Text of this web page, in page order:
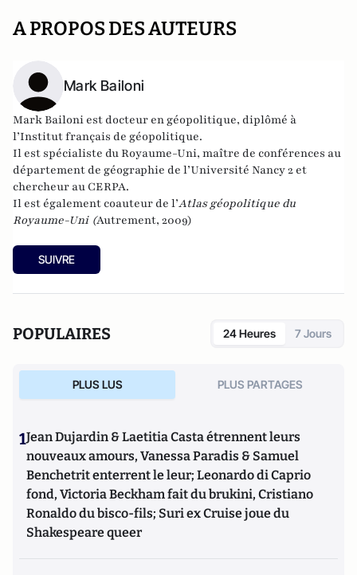
A PROPOS DES AUTEURS
Mark Bailoni
Mark Bailoni est docteur en géopolitique, diplômé à
l’Institut français de géopolitique.
Il est spécialiste du Royaume-Uni, maître de conférences au
département de géographie de l’Université Nancy 2 et
chercheur au CERPA.
Il est également coauteur de l’Atlas géopolitique du
Royaume-Uni (Autrement, 2009)
SUIVRE
POPULAIRES 24 Heures 7 Jours
PLUS LUS PLUS PARTAGES
1Jean Dujardin & Laetitia Casta étrennent leurs
nouveaux amours, Vanessa Paradis & Samuel
Benchetrit enterrent le leur; Leonardo di Caprio
fond, Victoria Beckham fait du brukini, Cristiano
Ronaldo du bisco-fils; Suri ex Cruise joue du
Shakespeare queer